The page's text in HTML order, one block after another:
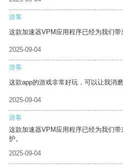
游客
这款加速器VPM应用程序已经为我们带
2025-09-04
游客
这款app的游戏非常好玩，可以让我消磨
2025-09-04
游客
这款加速器VPM应用程序已经为我们
护。
2025-09-04